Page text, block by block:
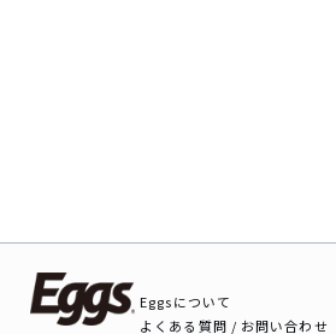
Eggsについて
よくある質問 / お問い合わせ